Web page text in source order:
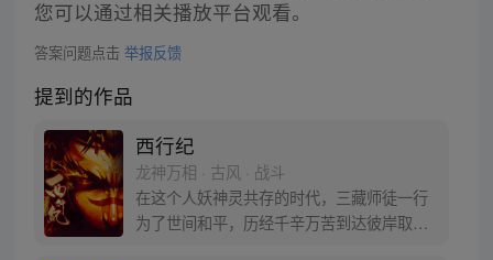
您可以通过相关播放平台观看。
答案问题点击 举报反馈
提到的作品
西行纪
龙神万相 · 古风 · 战斗
在这个人妖神灵共存的时代，三藏师徒一行
为了世间和平，历经千辛万苦到达彼岸取